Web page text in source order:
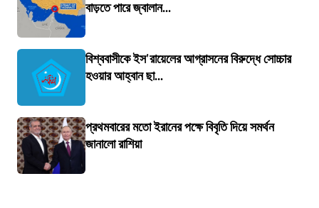
বাড়তে পারে জ্বালান...
বিশ্ববাসীকে ইস'রায়েলের আগ্রাসনের বিরুদ্ধে সোচ্চার
হওয়ার আহ্বান ছা...
প্রথমবারের মতো ইরানের পক্ষে বিবৃতি দিয়ে সমর্থন
জানালো রাশিয়া